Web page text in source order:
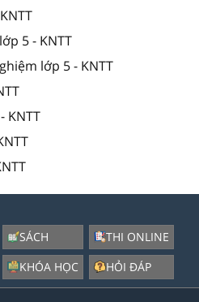
5 - KNTT
lớp 5 - KNTT
KNTT
SÁCH
KHÓA HỌC
THI ONLINE
HỎI ĐÁP